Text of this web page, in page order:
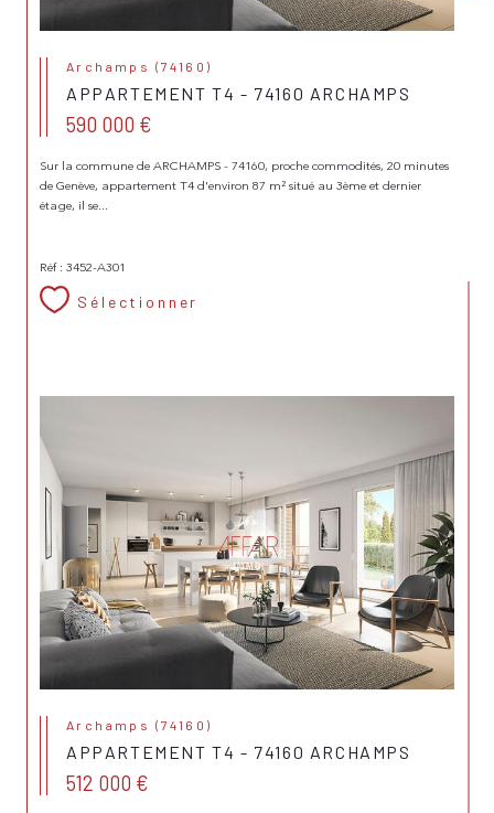
Archamps (74160)
APPARTEMENT T4 - 74160 ARCHAMPS
590 000 €
Sur la commune de ARCHAMPS - 74160, proche commodités, 20 minutes
de Genève, appartement T4 d'environ 87 m² situé au 3ème et dernier
étage, il se...
Réf : 3452-A301
Sélectionner
Archamps (74160)
APPARTEMENT T4 - 74160 ARCHAMPS
512 000 €